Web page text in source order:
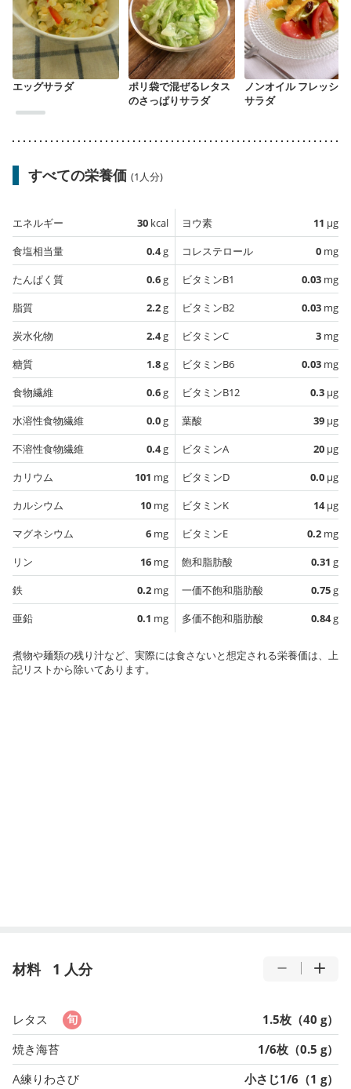
エッグサラダ
ポリ袋で混ぜるレタス
のさっぱりサラダ
ノンオイル フレッシュ
サラダ
すべての栄養価 (1人分)
エネルギー 30 kcal
食塩相当量
0.4g
たんぱく質
0.6g
脂質
2.2g
炭水化物
2.4g
糖質
1.8g
食物繊維
0.6g
水溶性食物繊維
0.0g
不溶性食物繊維
0.4g
カリウム
101 mg
カルシウム
10 mg
マグネシウム
6 mg
リン
16 mg
鉄
0.2 mg
亜鉛
0.1 mg
ヨウ素 11 µg
コレステロール
0 mg
ビタミンB1
0.03 mg
ビタミンB2
0.03 mg
ビタミンC
3 mg
ビタミンB6
0.03 mg
ビタミンB12
0.3 µg
葉酸
39 µg
ビタミンA
20 µg
ビタミンD
0.0 µg
ビタミンK
14µg
ビタミンE
0.2 mg
飽和脂肪酸
0.31 g
一価不飽和脂肪酸
0.75g
多価不飽和脂肪酸
0.84g
煮物や麺類の残り汁など、実際には食さないと想定される栄養価は、上
記リストから除いてあります。
材料 1 人分
レタス
1.5枚（40 g）
焼き海苔
1/6枚（0.5 g）
A練りわさび
小さじ1/6（1 g）